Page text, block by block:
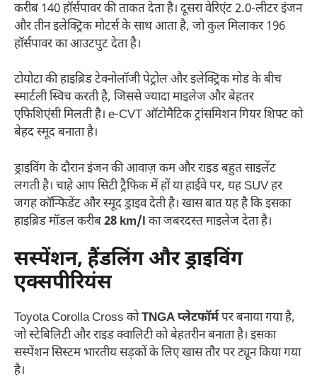
करीब 140 हॉर्सपावर की ताकत देता है। दूसरा वेरिएंट 2.0-लीटर इंजन
और तीन इलेक्ट्रिक मोटर्स के साथ आता है, जो कुल मिलाकर 196
हॉर्सपावर का आउटपुट देता है।
टोयोटा की हाइब्रिड टेक्नोलॉजी पेट्रोल और इलेक्ट्रिक मोड के बीच
स्मार्टली स्विच करती है, जिससे ज्यादा माइलेज और बेहतर
एफिशिएंसी मिलती है। e-CVT ऑटोमैटिक ट्रांसमिशन गियर शिफ्ट को
बेहद स्मूद बनाता है।
ड्राइविंग के दौरान इंजन की आवाज़ कम और राइड बहुत साइलेंट
लगती है। चाहे आप सिटी ट्रैफिक में हों या हाईवे पर, यह SUV हर
जगह कॉन्फिडेंट और स्मूद ड्राइव देती है। खास बात यह है कि इसका
हाइब्रिड मॉडल करीब28 km/l का जबरदस्त माइलेज देता है।
सस्पेंशन, हैंडलिंग और ड्राइविंग
एक्सपीरियंस
Toyota Corolla Cross कोTNGA प्लेटफॉर्मपर बनाया गया है,
जो स्टेबिलिटी और राइड क्वालिटी को बेहतरीन बनाता है। इसका
सस्पेंशन सिस्टम भारतीय सड़कों के लिए खास तौर पर ट्यून किया गया
है।